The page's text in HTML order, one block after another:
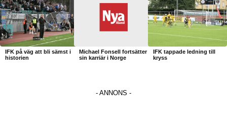
IFK på väg att bli sämst i
historien
Michael Fonsell fortsätter
sin karriär i Norge
IFK tappade ledning till
kryss